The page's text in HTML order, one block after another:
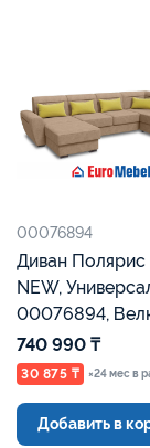
00076894
Диван
NEW,
00076894,
бежевый,
740 990 ₸
30 875 ₸ ×24 мес в
Добавить в